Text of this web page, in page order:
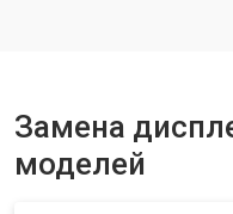
Замена
моделей